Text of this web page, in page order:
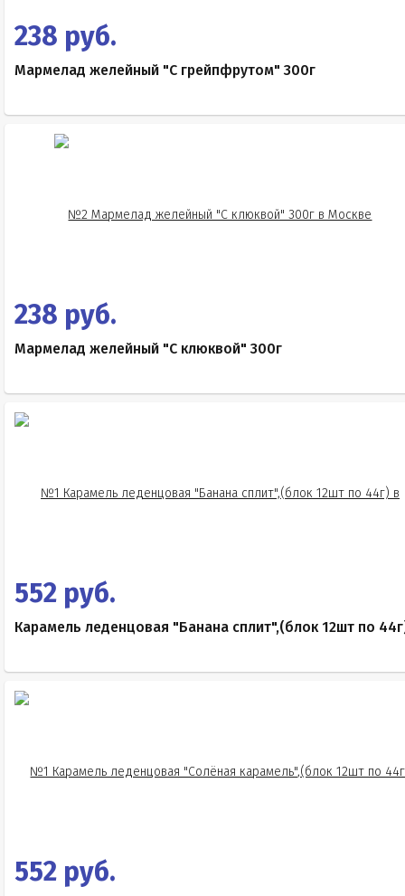
238 руб.
Мармелад желейный "С грейпфрутом" 300г
238 руб.
Мармелад желейный "С клюквой" 300г
552 руб.
Карамель леденцовая "Банана сплит",(блок 12шт по
552 руб.